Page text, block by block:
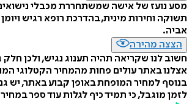
מסע נועז של אישה שמשתחררת מכבלי
תשוקה וחירות מינית, בהדרכת רופא רגיש
אביה.
הצצה מהירה
חשוב לנו שקריאה תהיה תענוג נגיש, ולכן
אצלנו באתר עולים פחות מהמחיר הקטלוגי
בנוסף למחיר המופחת באופן קבוע באתר, יש
לזמן מוגבל, כי תמיד כיף לגלות עוד ספר